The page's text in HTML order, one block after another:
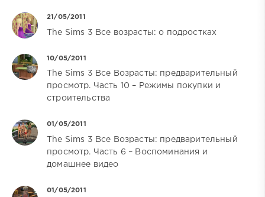
21/05/2011
The Sims 3 Все возрасты: о подростках
10/05/2011
The Sims 3 Все Возрасты: предварительный
просмотр. Часть 10 – Режимы покупки и
строительства
01/05/2011
The Sims 3 Все Возрасты: предварительный
просмотр. Часть 6 – Воспоминания и
домашнее видео
01/05/2011